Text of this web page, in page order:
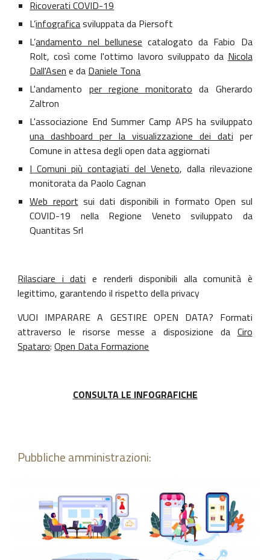
Ricoverati COVID-19
L’infograficasviluppata da Piersoft
L’andamento nel bellunese catalogato da Fabio Da
Rolt, così come l'ottimo lavoro sviluppato da Nicola
Dall'Asen e da Daniele Tona
L'andamento per regione monitorato da Gherardo
Zaltron
L'associazione End Summer Camp APS ha sviluppato
una dashboard per la visualizzazione dei dati per
Comune in attesa degli open data aggiornati
I Comuni più contagiati del Veneto, dalla rilevazione
monitorata da Paolo Cagnan
Web report sui dati disponibili in formato Open sul
COVID-19 nella Regione Veneto sviluppato da
Quantitas Srl
Rilasciare i dati e renderli disponibili alla comunità è
legittimo, garantendo il rispetto della privacy
VUOI IMPARARE A GESTIRE OPEN DATA? Formati
attraverso le risorse messe a disposizione da Ciro
Spataro:Open Data Formazione
CONSULTA LE INFOGRAFICHE
Pubbliche amministrazioni: